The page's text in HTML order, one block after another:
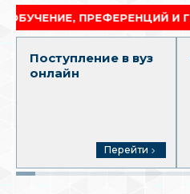
ПРЕФЕРЕНЦИЙ И ГРАНТОВ
Поступление в вуз
онлайн
Перейти